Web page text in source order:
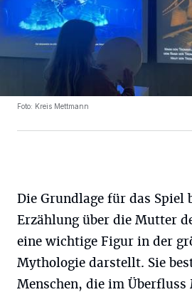
Foto: Kreis Mettmann
Die Grundlage für das Spiel
Erzählung über die Mutter
eine wichtige Figur in der
Mythologie darstellt. Sie
Menschen, die im Überfluss